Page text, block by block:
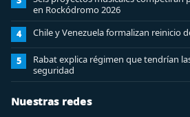
en Rockódromo 2026
4 Chile y Venezuela formalizan reinicio
5
Rabat explica régimen que tendrían
seguridad
Nuestras redes